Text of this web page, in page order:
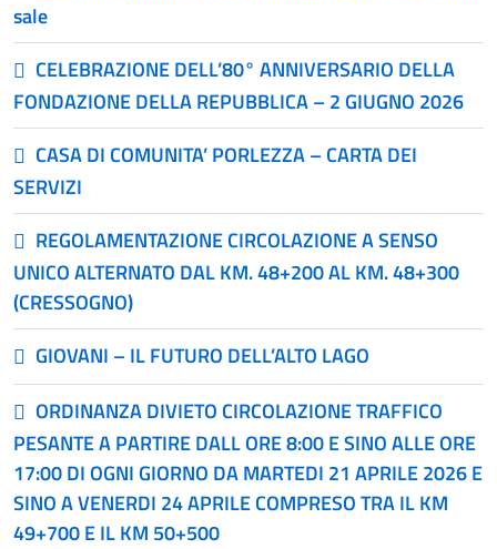
sale
CELEBRAZIONE DELL’80° ANNIVERSARIO DELLA
FONDAZIONE DELLA REPUBBLICA – 2 GIUGNO 2026
CASA DI COMUNITA’ PORLEZZA – CARTA DEI
SERVIZI
REGOLAMENTAZIONE CIRCOLAZIONE A SENSO
UNICO ALTERNATO DAL KM. 48+200 AL KM. 48+300
(CRESSOGNO)
GIOVANI – IL FUTURO DELL’ALTO LAGO
ORDINANZA DIVIETO CIRCOLAZIONE TRAFFICO
PESANTE A PARTIRE DALL ORE 8:00 E SINO ALLE ORE
17:00 DI OGNI GIORNO DA MARTEDI 21 APRILE 2026 E
SINO A VENERDI 24 APRILE COMPRESO TRA IL KM
49+700 E IL KM 50+500